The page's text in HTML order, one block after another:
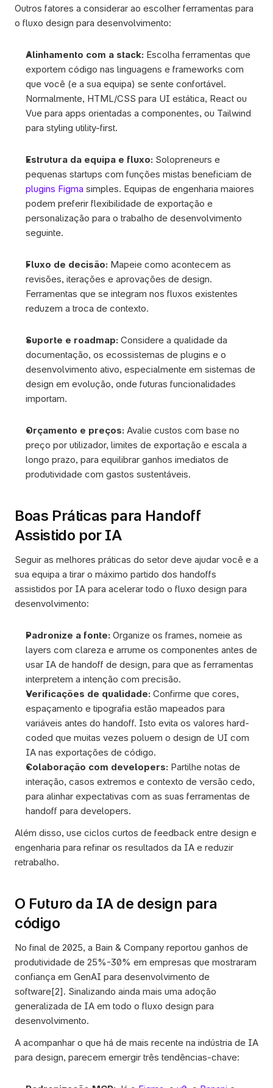
Outros fatores a considerar ao escolher ferramentas para
o fluxo design para desenvolvimento:
Alinhamento com a stack: Escolha ferramentas que
exportem código nas linguagens e frameworks com
que você (e a sua equipa) se sente confortável.
Normalmente, HTML/CSS para UI estática, React ou
Vue para apps orientadas a componentes, ou Tailwind
para styling utility-first.
Estrutura da equipa e fluxo: Solopreneurs e
plugins Figma simples. Equipas de engenharia maiores
podem preferir flexibilidade de exportação e
personalização para o trabalho de desenvolvimento
seguinte.
Fluxo de decisão: Mapeie como acontecem as
revisões, iterações e aprovações de design.
Ferramentas que se integram nos fluxos existentes
reduzem a troca de contexto.
Suporte e roadmap: Considere a qualidade da
documentação, os ecossistemas de plugins e o
desenvolvimento ativo, especialmente em sistemas de
design em evolução, onde futuras funcionalidades
importam.
Orçamento e preços: Avalie custos com base no
preço por utilizador, limites de exportação e escala a
longo prazo, para equilibrar ganhos imediatos de
produtividade com gastos sustentáveis.
Boas Práticas para Handoff
Assistido por IA
Seguir as melhores práticas do setor deve ajudar você e a
sua equipa a tirar o máximo partido dos handoffs
assistidos por IA para acelerar todo o fluxo design para
desenvolvimento:
Padronize a fonte: Organize os frames, nomeie as
layers com clareza e arrume os componentes antes de
usar IA de handoff de design, para que as ferramentas
interpretem a intenção com precisão.
Verificações de qualidade: Confirme que cores,
espaçamento e tipografia estão mapeados para
variáveis antes do handoff. Isto evita os valores hard-
coded que muitas vezes poluem o design de UI com
IA nas exportações de código.
Colaboração com developers: Partilhe notas de
interação, casos extremos e contexto de versão cedo,
para alinhar expectativas com as suas ferramentas de
handoff para developers.
Além disso, use ciclos curtos de feedback entre design e
engenharia para refinar os resultados da IA e reduzir
retrabalho.
O Futuro da IA de design para
código
No final de 2025, a Bain & Company reportou ganhos de
produtividade de 25%-30% em empresas que mostraram
confiança em GenAI para desenvolvimento de
software[2]. Sinalizando ainda mais uma adoção
generalizada de IA em todo o fluxo design para
desenvolvimento.
A acompanhar o que há de mais recente na indústria de IA
para design, parecem emergir três tendências-chave: